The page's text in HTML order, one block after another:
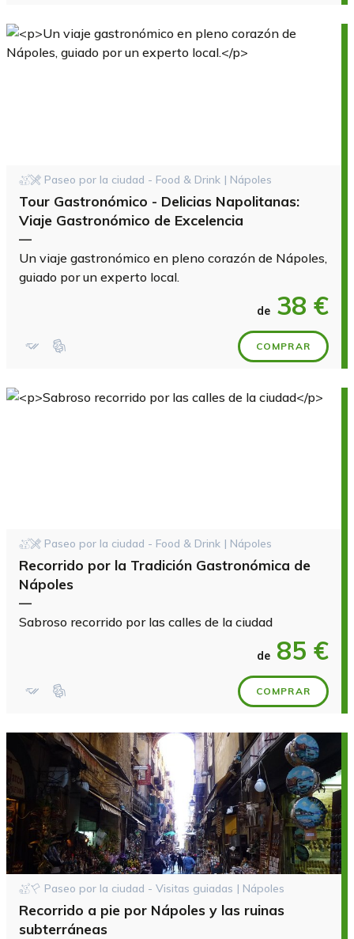
Paseo por la ciudad - Food & Drink | Nápoles
Tour Gastronómico - Delicias Napolitanas:
Viaje Gastronómico de Excelencia
—
Un viaje gastronómico en pleno corazón de Nápoles,
guiado por un experto local.
de 38 €
COMPRAR
Paseo por la ciudad - Food & Drink | Nápoles
Recorrido por la Tradición Gastronómica de
Nápoles
—
Sabroso recorrido por las calles de la ciudad
de 85 €
COMPRAR
Paseo por la ciudad - Visitas guiadas | Nápoles
Recorrido a pie por Nápoles y las ruinas
subterráneas